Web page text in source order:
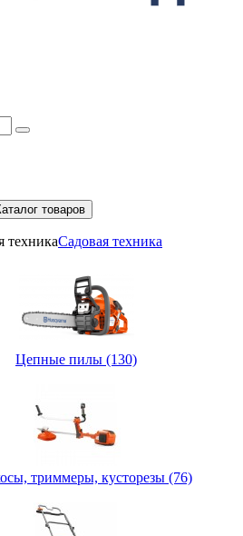
товаров
техникаСадовая техника
Цепные пилы (130)
триммеры, кусторезы (76)